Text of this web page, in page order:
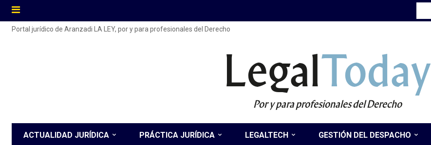
Portal jurídico de Aranzadi LA LEY, por y para profesionales del Derecho
LegalToday
Por y para profesionales del Derecho
ACTUALIDAD JURÍDICA PRÁCTICA JURÍDICA LEGALTECH GESTIÓN DEL DESPACHO